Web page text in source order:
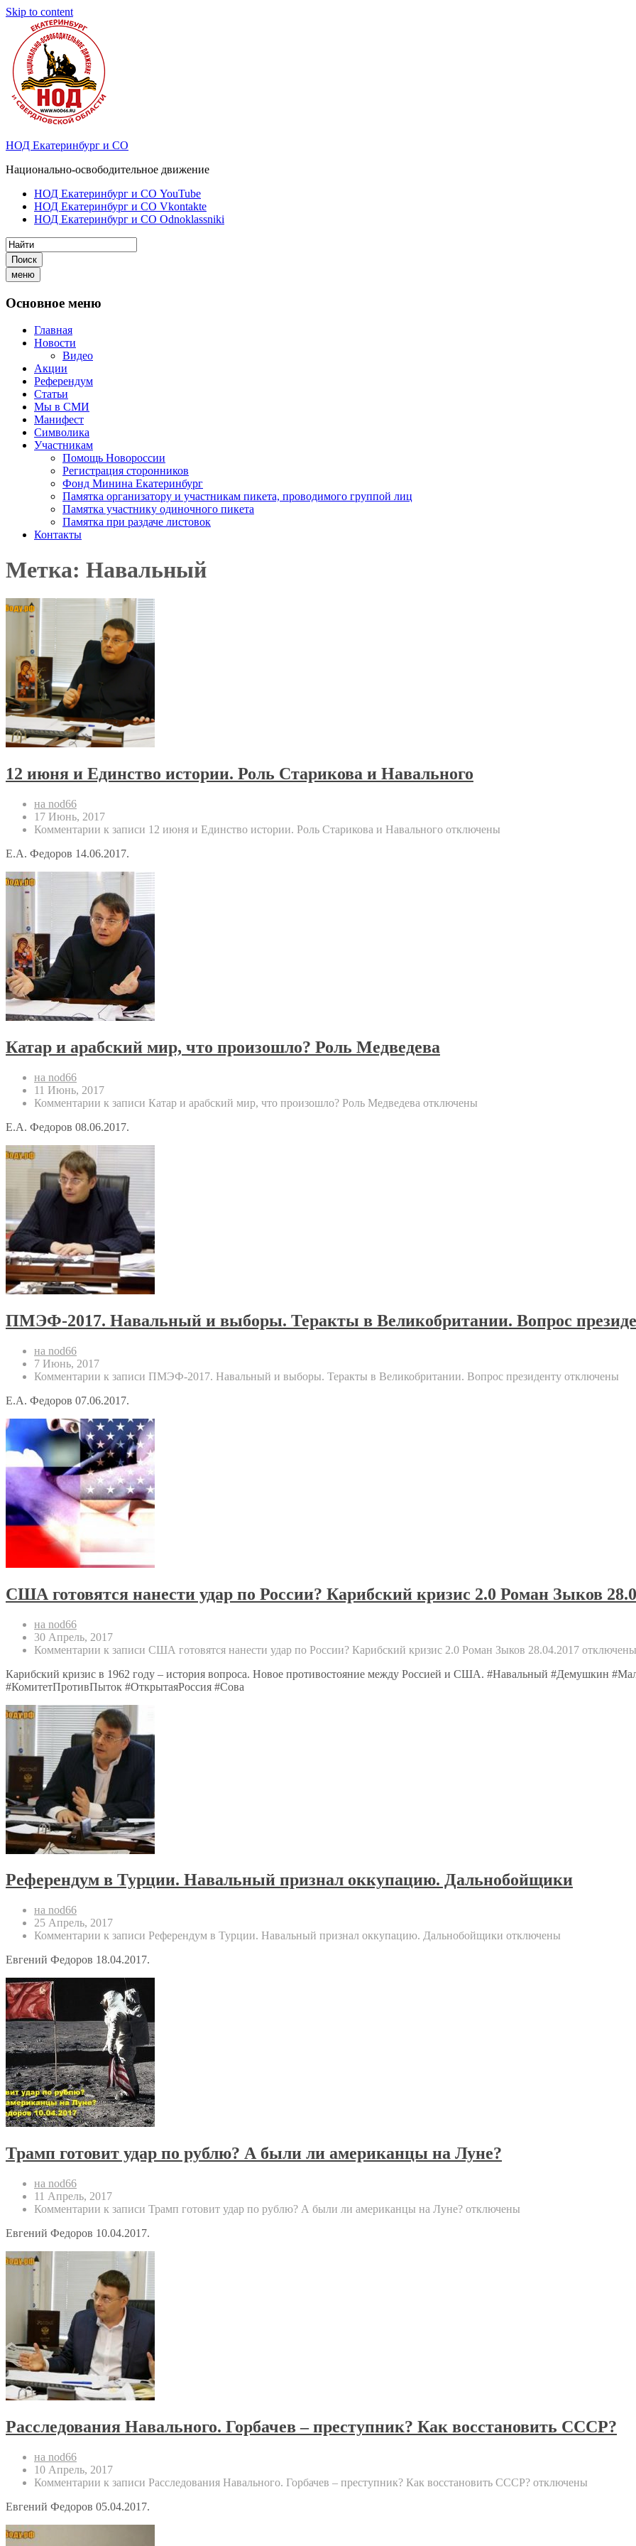
Skip to content
НОД Екатеринбург и СО
Национально-освободительное движение
НОД Екатеринбург и СО YouTube
НОД Екатеринбург и СО Vkontakte
НОД Екатеринбург и СО Odnoklassniki
Поиск
меню
Основное меню
Главная
Новости
Видео
Акции
Референдум
Статьи
Мы в СМИ
Манифест
Символика
Участникам
Помощь Новороссии
Регистрация сторонников
Фонд Минина Екатеринбург
Памятка организатору и участникам пикета, проводимого группой лиц
Памятка участнику одиночного пикета
Памятка при раздаче листовок
Контакты
Метка: Навальный
12 июня и Единство истории. Роль Старикова и Навального
на nod66
17 Июнь, 2017
Комментарии к записи 12 июня и Единство истории. Роль Старикова и Навального отключены
Е.А. Федоров 14.06.2017.
Катар и арабский мир, что произошло? Роль Медведева
на nod66
11 Июнь, 2017
Комментарии к записи Катар и арабский мир, что произошло? Роль Медведева отключены
Е.А. Федоров 08.06.2017.
ПМЭФ-2017. Навальный и выборы. Теракты в Великобритании. Вопрос
на nod66
7 Июнь, 2017
Комментарии к записи ПМЭФ-2017. Навальный и выборы. Теракты в Великобритании. Вопрос президенту отключены
Е.А. Федоров 07.06.2017.
США готовятся нанести удар по России? Карибский кризис 2.0 Роман Зыков
на nod66
30 Апрель, 2017
Комментарии к записи США готовятся нанести удар по России? Карибский кризис 2.0 Роман Зыков 28.04.2017 отключены
Карибский кризис в 1962 году – история вопроса. Новое противостояние между Россией и США. #Навальный #Демушкин
#КомитетПротивПыток #ОткрытаяРоссия #Сова
Референдум в Турции. Навальный признал оккупацию. Дальнобойщики
на nod66
25 Апрель, 2017
Комментарии к записи Референдум в Турции. Навальный признал оккупацию. Дальнобойщики отключены
Евгений Федоров 18.04.2017.
Трамп готовит удар по рублю? А были ли американцы на Луне?
на nod66
11 Апрель, 2017
Комментарии к записи Трамп готовит удар по рублю? А были ли американцы на Луне? отключены
Евгений Федоров 10.04.2017.
Расследования Навального. Горбачев – преступник? Как восстановить СССР?
на nod66
10 Апрель, 2017
Комментарии к записи Расследования Навального. Горбачев – преступник? Как восстановить СССР? отключены
Евгений Федоров 05.04.2017.